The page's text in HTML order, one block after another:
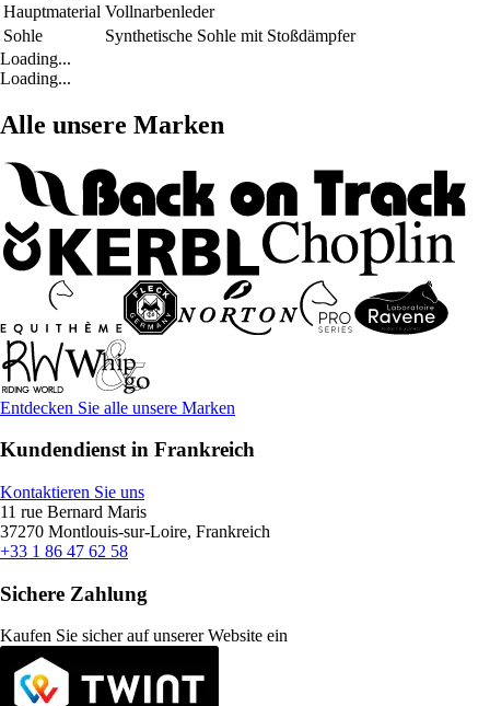
Hauptmaterial Vollnarbenleder
Sohle
Synthetische Sohle mit Stoßdämpfer
Loading...
Loading...
Alle unsere Marken
Entdecken Sie alle unsere Marken
Kundendienst in Frankreich
Kontaktieren Sie uns
11 rue Bernard Maris
37270 Montlouis-sur-Loire, Frankreich
+33 1 86 47 62 58
Sichere Zahlung
Kaufen Sie sicher auf unserer Website ein